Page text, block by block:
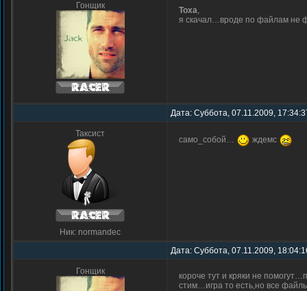
Гонщик Toxa,
я скачал…вроде по файлам не
Дата: Суббота, 07.11.2009,
Таксист
Ник: normandec
само_собой… ждемс
Дата: Суббота, 07.11.2009,
Гонщик
короче тут и кряки не
стим…игра то есть,но все